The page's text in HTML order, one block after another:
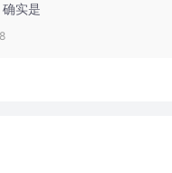
实是